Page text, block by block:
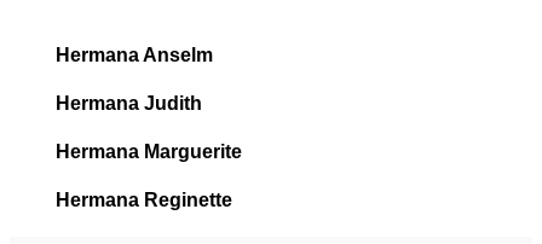
Hermana Anselm
Hermana Judith
Hermana Marguerite
Hermana Reginette